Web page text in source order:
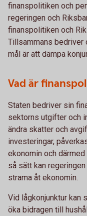
finanspolitiken och
regeringen och
finanspolitiken och
Tillsammans
mål är att dämpa
Vad är
Staten bedriver sin
sektorns utgifter och
ändra skatter och
investeringar,
ekonomin och
så sätt kan
strama åt ekonomin.
Vid lågkonjunktur kan
öka bidragen till